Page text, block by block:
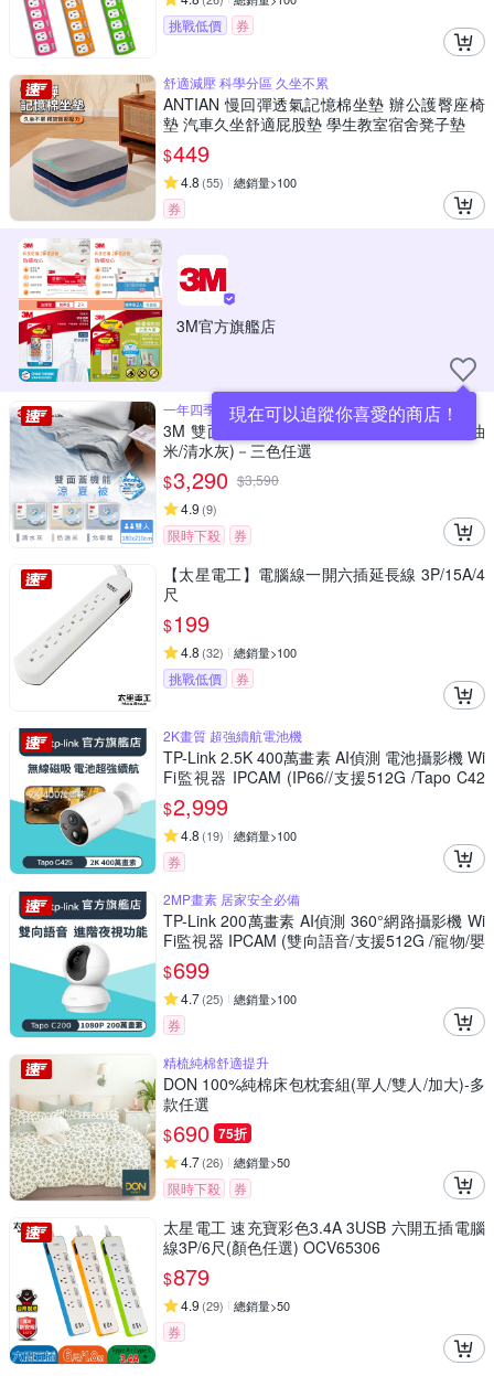
挑戰低價 券
舒適減壓 科學分區 久坐不累
ANTIAN 慢回彈透氣記憶棉坐墊 辦公護臀座椅
墊 汽車久坐舒適屁股墊 學生教室宿舍凳子墊
$449
4.8 (55) 總銷量>100
券
3M官方旗艦店
現在可以追蹤你喜愛的商店！
一年四季皆可使用
3M 雙面蓋機能系列涼夏被-雙人(北歐藍/奶油
米/清水灰)－三色任選
$3,290 $3,590
4.9 (9)
限時下殺 券
【太星電工】電腦線一開六插延長線 3P/15A/4
尺
$199
4.8 (32) 總銷量>100
挑戰低價 券
2K畫質 超強續航電池機
TP-Link 2.5K 400萬畫素 AI偵測 電池攝影機 Wi
Fi監視器 IPCAM (IP66//支援512G /Tapo C42
5)
$2,999
4.8 (19) 總銷量>100
券
2MP畫素 居家安全必備
TP-Link 200萬畫素 AI偵測 360°網路攝影機 Wi
Fi監視器 IPCAM (雙向語音/支援512G /寵物/嬰
兒/長輩/Tapo C200)
$699
4.7(25) 總銷量>100
券
精梳純棉舒適提升
DON 100%純棉床包枕套組(單人/雙人/加大)-多
款任選
$690 75折
4.7(26) 總銷量>50
限時下殺 券
太星電工 速充寶彩色3.4A 3USB 六開五插電腦
線3P/6尺(顏色任選) OCV65306
$879
4.9 (29) 總銷量>50
券